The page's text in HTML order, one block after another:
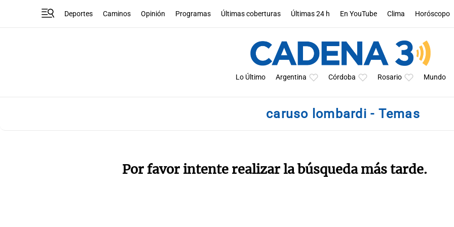
Deportes Caminos Opinión Programas Últimas coberturas Últimas 24 h En YouTube Clima Horóscopo
Lo Último Argentina Córdoba Rosario Mundo
caruso lombardi - Temas
Por favor intente realizar la búsqueda más tarde.